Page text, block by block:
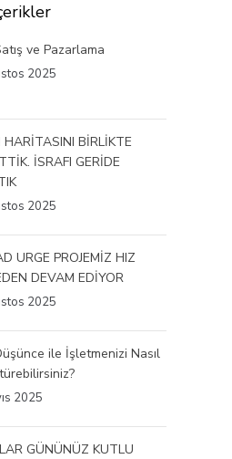
ve Pazarlama
2025
HARİTASINI BİRLİKTE
İSRAFI GERİDE
2025
URGE PROJEMİZ HIZ
DEVAM EDİYOR
2025
ile İşletmenizi Nasıl
2025
GÜNÜNÜZ KUTLU